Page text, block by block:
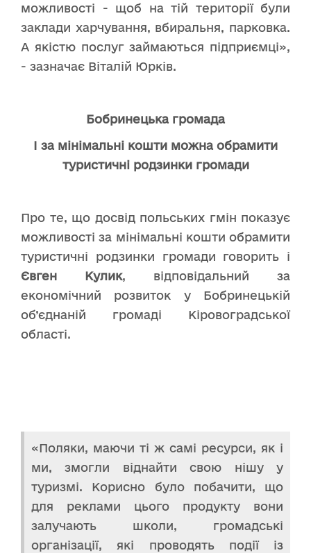
можливості - щоб на тій території були
заклади харчування, вбиральня, парковка.
А якістю послуг займаються підприємці»,
- зазначає Віталій Юрків.
Бобринецька громада
І за мінімальні кошти можна обрамити
туристичні родзинки громади
Про те, що досвід польських гмін показує
можливості за мінімальні кошти обрамити
туристичні родзинки громади говорить і
Євген Кулик, відповідальний за
економічний розвиток у Бобринецькій
об’єднаній громаді Кіровоградської
області.
«Поляки, маючи ті ж самі ресурси, як і
ми, змогли віднайти свою нішу у
туризмі. Корисно було побачити, що
для реклами цього продукту вони
залучають школи, громадські
організації, які проводять події із